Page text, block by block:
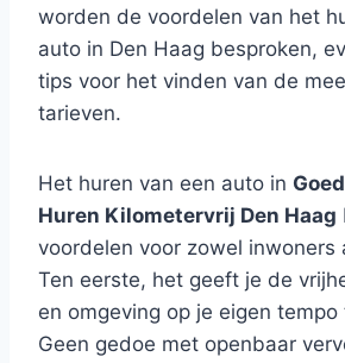
worden de voordelen van het
auto in Den Haag besproken,
tips voor het vinden van de
tarieven.
Het huren van een auto in
Huren Kilometervrij Den Haag
voordelen voor zowel inwoners
Ten eerste, het geeft je de
en omgeving op je eigen tempo
Geen gedoe met openbaar